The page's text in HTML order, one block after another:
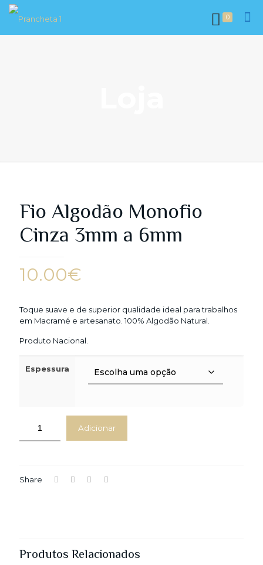
0
Fio Algodão Monofio
Cinza 3mm a 6mm
10.00€
Toque suave e de superior qualidade ideal para trabalhos
em Macramé e artesanato. 100% Algodão Natural.
Produto Nacional.
Espessura
Adicionar
Share
Produtos Relacionados